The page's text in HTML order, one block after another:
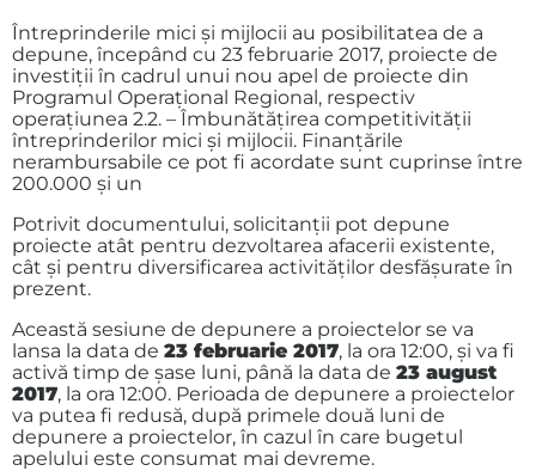
Întreprinderile mici și mijlocii au posibilitatea de a
depune, începând cu 23 februarie 2017, proiecte de
investiții în cadrul unui nou apel de proiecte din
Programul Operațional Regional, respectiv
operațiunea 2.2. – Îmbunătățirea competitivității
întreprinderilor mici și mijlocii. Finanţările
nerambursabile ce pot fi acordate sunt cuprinse între
200.000 şi un
Potrivit documentului, solicitanții pot depune
proiecte atât pentru dezvoltarea afacerii existente,
cât și pentru diversificarea activităților desfășurate în
prezent.
Această sesiune de depunere a proiectelor se va
lansa la data de 23 februarie 2017, la ora 12:00, și va fi
activă timp de șase luni, până la data de 23 august
2017, la ora 12:00. Perioada de depunere a proiectelor
va putea fi redusă, după primele două luni de
depunere a proiectelor, în cazul în care bugetul
apelului este consumat mai devreme.